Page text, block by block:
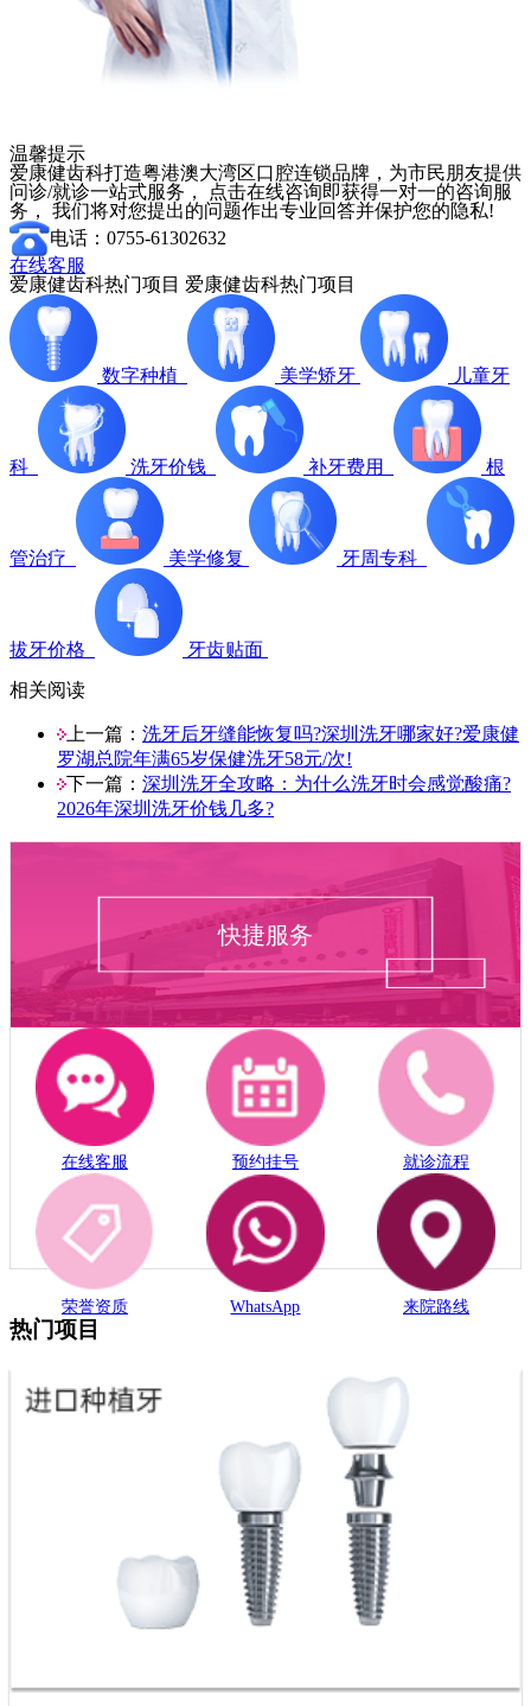
温馨提示
爱康健齿科打造粤港澳大湾区口腔连锁品牌，为市民朋友提供
问诊/就诊一站式服务， 点击在线咨询即获得一对一的咨询服
务， 我们将对您提出的问题作出专业回答并保护您的隐私!
电话：0755-61302632
在线客服
爱康健齿科热门项目 爱康健齿科热门项目
数字种植 美学矫牙 儿童牙
科 洗牙价钱 补牙费用 根
管治疗 美学修复 牙周专科
拔牙价格
牙齿贴面
相关阅读
上一篇： 洗牙后牙缝能恢复吗?深圳洗牙哪家好?爱康健
罗湖总院年满65岁保健洗牙58元/次!
下一篇： 深圳洗牙全攻略：为什么洗牙时会感觉酸痛?
2026年深圳洗牙价钱几多?
快捷服务
在线客服 预约挂号 就诊流程
荣誉资质 WhatsApp 来院路线
热门项目